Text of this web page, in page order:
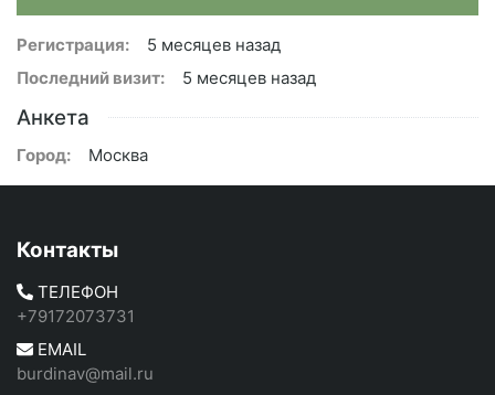
Регистрация:
5 месяцев назад
Последний визит:
5 месяцев назад
Анкета
Город: Москва
Контакты
ТЕЛЕФОН
+79172073731
EMAIL
burdinav@mail.ru